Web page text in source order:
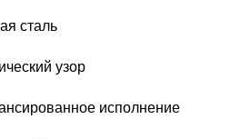
сталь
узор
исполнение